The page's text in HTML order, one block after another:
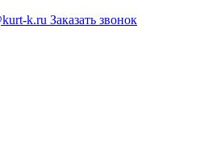
k.ru Заказать звонок